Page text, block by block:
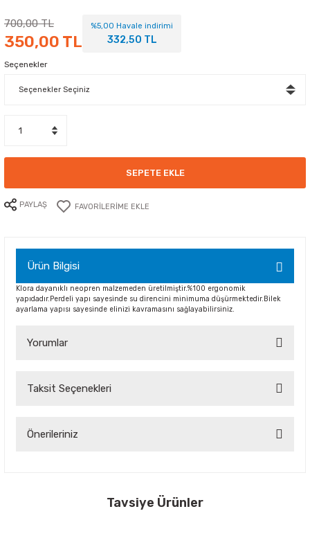
700,00 TL
350,00 TL
%5,00 Havale indirimi
332,50 TL
Seçenekler
SEPETE EKLE
PAYLAŞ
Ürün Bilgisi
Klora dayanıklı neopren malzemeden üretilmiştir.%100 ergonomik
yapıdadır.Perdeli yapı sayesinde su direncini minimuma düşürmektedir.Bilek
ayarlama yapısı sayesinde elinizi kavramasını sağlayabilirsiniz.
Yorumlar
Bu ürüne ilk yorumu siz yapın!
Taksit Seçenekleri
Önerileriniz
Görüş ve önerileriniz için teşekkür ederiz.
Tavsiye Ürünler